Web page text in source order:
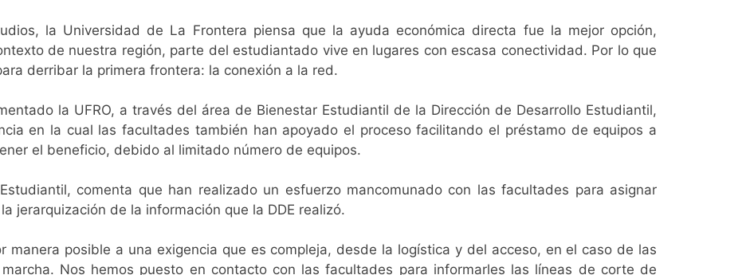
la Universidad de La Frontera piensa que la ayuda económica directa fue la mejor opción,
de nuestra región, parte del estudiantado vive en lugares con escasa conectividad. Por lo que
derribar la primera frontera: la conexión a la red.
la UFRO, a través del área de Bienestar Estudiantil de la Dirección de Desarrollo Estudiantil,
en la cual las facultades también han apoyado el proceso facilitando el préstamo de equipos a
el beneficio, debido al limitado número de equipos.
comenta que han realizado un esfuerzo mancomunado con las facultades para asignar
jerarquización de la información que la DDE realizó.
manera posible a una exigencia que es compleja, desde la logística y del acceso, en el caso de las
Nos hemos puesto en contacto con las facultades para informarles las líneas de corte de